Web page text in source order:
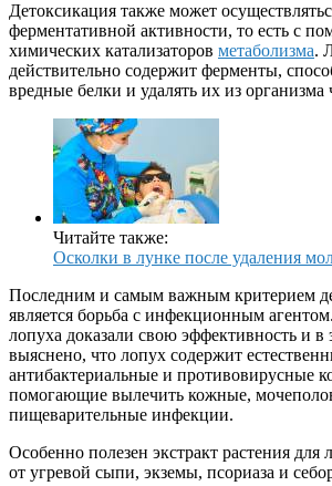
Детоксикация также может
ферментативной активности, то есть с
химических катализаторов метаболизма.
действительно содержит ферменты,
вредные белки и удалять их из организма
Читайте также:
Осколки в лунке после удаления
Последним и самым важным критерием
является борьба с инфекционным
лопуха доказали свою эффективность и в
выяснено, что лопух содержит
антибактериальные и противовирусные
помогающие вылечить кожные,
пищеварительные инфекции.
Особенно полезен экстракт растения
от угревой сыпи, экземы, псориаза и